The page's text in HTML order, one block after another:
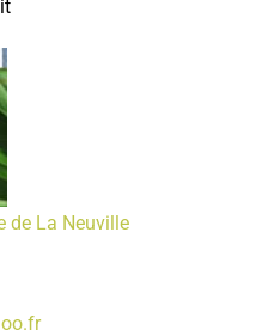
de La Neuville